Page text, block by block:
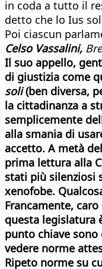
in coda a tutto il
detto che lo Ius
Poi ciascun
Celso Vassalini,
Il suo appello,
di giustizia come
soli (ben diversa,
la cittadinanza a
semplicemente
alla smania di
accetto. A metà
prima lettura alla
stati più silenziosi
xenofobe.
Francamente,
questa legislatura
punto chiave sono
vedere norme
Ripeto norme su